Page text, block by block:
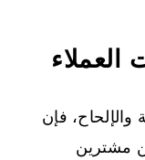
العملاء
والإلحاح، فإن
مشترين